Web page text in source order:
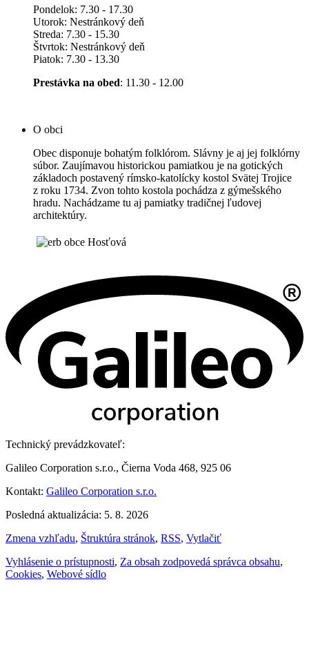
Pondelok: 7.30 - 17.30
Utorok: Nestránkový deň
Streda: 7.30 - 15.30
Štvrtok: Nestránkový deň
Piatok: 7.30 - 13.30
Prestávka na obed: 11.30 - 12.00
O obci
Obec disponuje bohatým folklórom. Slávny je aj jej folklórny
súbor. Zaujímavou historickou pamiatkou je na gotických
základoch postavený rímsko-katolícky kostol Svätej Trojice
z roku 1734. Zvon tohto kostola pochádza z gýmešského
hradu. Nachádzame tu aj pamiatky tradičnej ľudovej
architektúry.
Technický prevádzkovateľ:
Galileo Corporation s.r.o., Čierna Voda 468, 925 06
Kontakt: Galileo Corporation s.r.o.
Posledná aktualizácia: 5. 8. 2026
Zmena vzhľadu, Štruktúra stránok, RSS, Vytlačiť
Vyhlásenie o prístupnosti, Za obsah zodpovedá správca obsahu,
Cookies, Webové sídlo